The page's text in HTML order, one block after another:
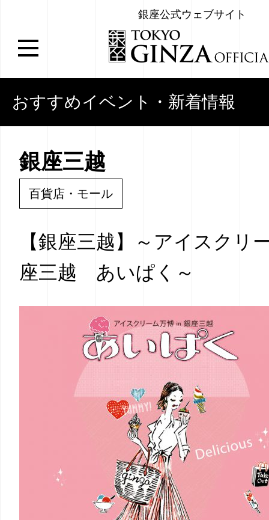
銀座公式ウェブサイト
おすすめイベント・新着情報
銀座三越
百貨店・モール
【銀座三越】～アイスクリ
座三越 あいぱく～